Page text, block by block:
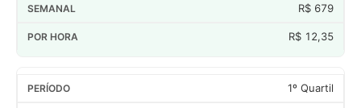
R$ 679
R$ 12,35
1º Quartil